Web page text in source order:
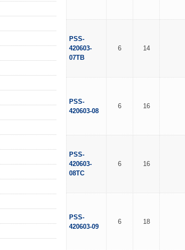
PSS-
420603-
07TB
6 14
PSS-
420603-08
6 16
PSS-
420603-
08TC
6 16
PSS-
420603-09
6 18